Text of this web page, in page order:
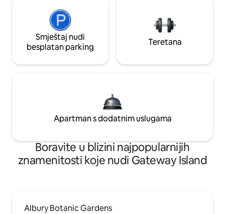
Smještaj nudi
besplatan parking
Teretana
Apartman s dodatnim uslugama
Boravite u blizini najpopularnijih
znamenitosti koje nudi Gateway Island
Albury Botanic Gardens